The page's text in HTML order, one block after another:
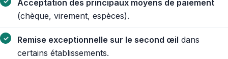
Acceptation des principaux moyens de paiement
(chèque, virement, espèces).
Remise exceptionnelle sur le second œil dans
certains établissements.